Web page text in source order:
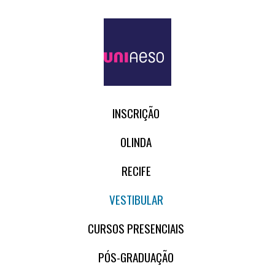
INSCRIÇÃO
OLINDA
RECIFE
VESTIBULAR
CURSOS PRESENCIAIS
PÓS-GRADUAÇÃO